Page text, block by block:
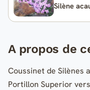
Silène
A propos de
Coussinet de Silènes
Portillon Superior